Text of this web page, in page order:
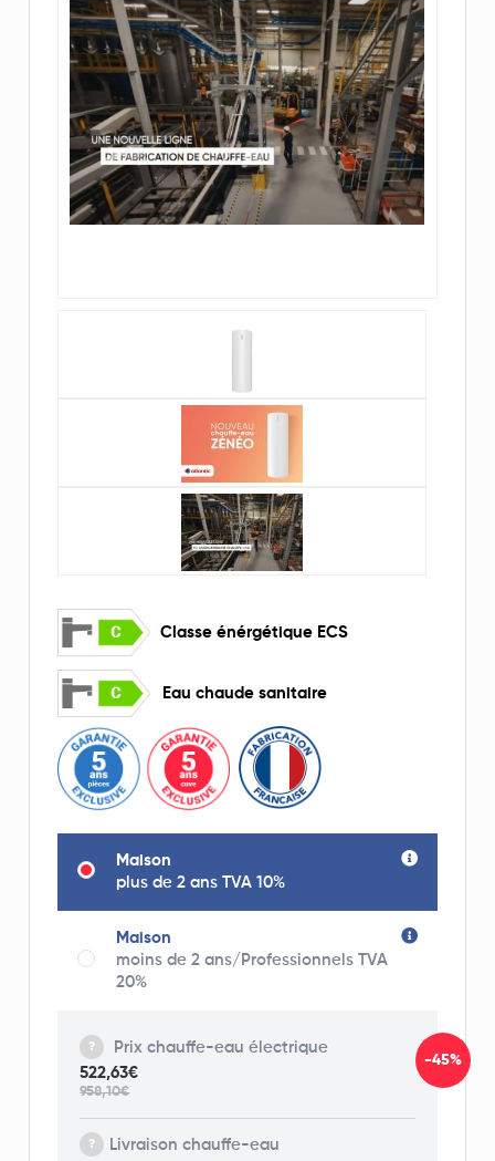
Classe énérgétique ECS
Eau chaude sanitaire
Maison
plus de 2 ans TVA 10%
Maison
moins de 2 ans/Professionnels TVA
20%
-45%
Prix chauffe-eau électrique
522,63€
958,10€
Livraison chauffe-eau